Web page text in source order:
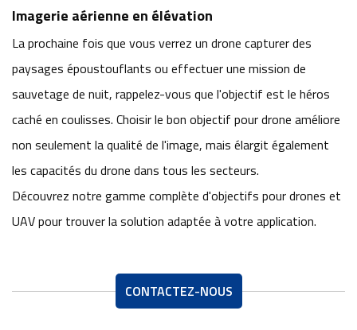
Imagerie aérienne en élévation
La prochaine fois que vous verrez un drone capturer des
paysages époustouflants ou effectuer une mission de
sauvetage de nuit, rappelez-vous que l'objectif est le héros
caché en coulisses. Choisir le bon objectif pour drone améliore
non seulement la qualité de l'image, mais élargit également
les capacités du drone dans tous les secteurs.
Découvrez notre gamme complète d'objectifs pour drones et
UAVpour trouver la solution adaptée à votre application.
CONTACTEZ-NOUS